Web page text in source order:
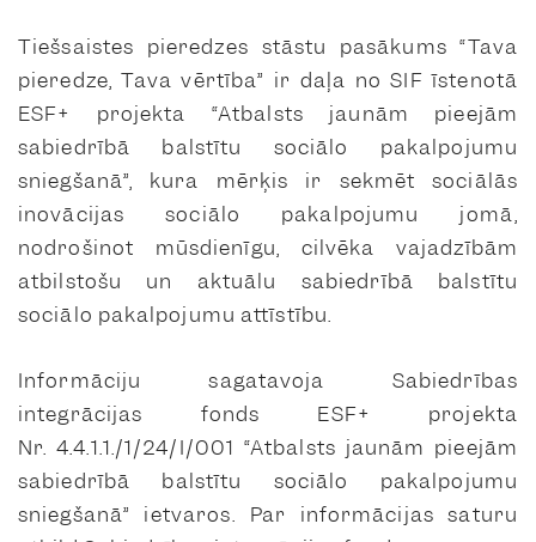
Tiešsaistes pieredzes stāstu pasākums “Tava
pieredze, Tava vērtība” ir daļa no SIF īstenotā
ESF+ projekta “Atbalsts jaunām pieejām
sabiedrībā balstītu sociālo pakalpojumu
sniegšanā”, kura mērķis ir sekmēt sociālās
inovācijas sociālo pakalpojumu jomā,
nodrošinot mūsdienīgu, cilvēka vajadzībām
atbilstošu un aktuālu sabiedrībā balstītu
sociālo pakalpojumu attīstību.
Informāciju sagatavoja Sabiedrības
integrācijas fonds ESF+ projekta
Nr. 4.4.1.1./1/24/I/001 “Atbalsts jaunām pieejām
sabiedrībā balstītu sociālo pakalpojumu
sniegšanā” ietvaros. Par informācijas saturu